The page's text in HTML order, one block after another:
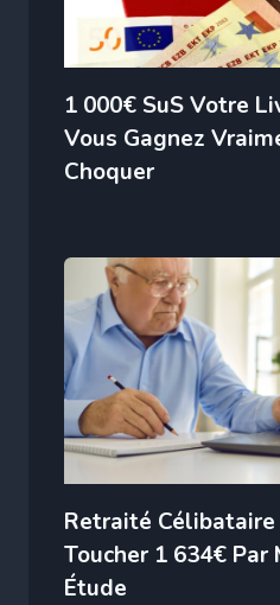
1 000€ SuS Votre
Vous Gagnez
Choquer
Retraité Célibataire
Toucher 1 634€ Par
Étude